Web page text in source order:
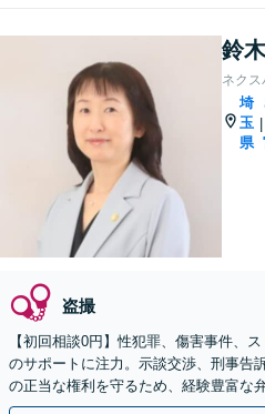
鈴
ネク
埼
玉
県
|
盗撮
【初回相談0円】性犯罪、傷害事件、
のサポートに注力。示談交渉、刑事告
の正当な権利を守るため、経験豊富な
ます。